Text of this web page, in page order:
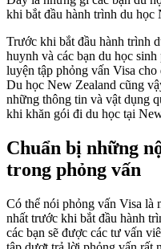
khi bắt đầu hành trình du
Trước khi bắt đầu hành trình
huynh và các bạn du học
luyện tập phỏng vấn Visa
Du học New Zealand cũng
những thông tin và vật dụng
khi khăn gói đi du học tại
Chuẩn bị những
trong phỏng vấn
Có thể nói phỏng vấn Visa là
nhất trước khi bắt đầu hành
các bạn sẽ được các tư vấn